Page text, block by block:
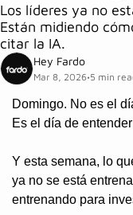
Los líderes ya no
Están midiendo
citar la IA.
Hey Fardo
Mar 8, 2026•5 min
Domingo. No es el
Es el día de
Y esta semana, lo
ya no se está
entrenando para